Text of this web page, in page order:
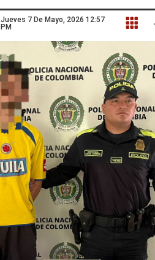
Jueves 7 De Mayo, 2026 12:57
PM
